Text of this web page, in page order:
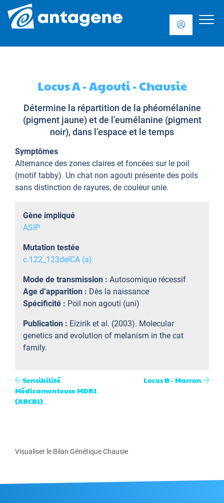
Locus A - Agouti - Chausie
Détermine la répartition de la phéomélanine
(pigment jaune) et de l’eumélanine (pigment
noir), dans l’espace et le temps
Symptômes
Alternance des zones claires et foncées sur le poil
(motif tabby). Un chat non agouti présente des poils
sans distinction de rayures, de couleur unie.
Gène impliqué
ASIP
Mutation testée
c.122_123delCA (a)
Mode de transmission : Autosomique récessif
Age d’apparition : Dès la naissance
Spécificité : Poil non agouti (uni)
Publication : Eizirik et al. (2003). Molecular
genetics and evolution of melanism in the cat
family.
Sensibilité
Médicamenteuse MDR1
(ABCB1)
Locus B - Marron
Visualiser le Bilan Génétique Chausie